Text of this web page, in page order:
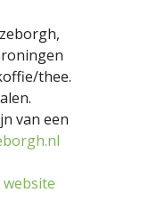
thee.
van een